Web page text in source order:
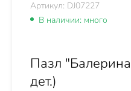
Артикул: DJ07227
В наличии: много
Пазл
дет.)